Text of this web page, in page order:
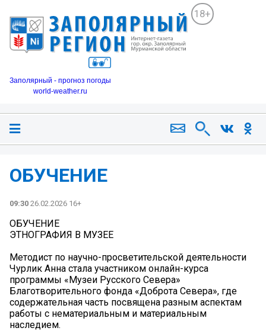
18+
Заполярный - прогноз погоды
world-weather.ru
ОБУЧЕНИЕ
09:30 26.02.2026 16+
ОБУЧЕНИЕ
ЭТНОГРАФИЯ В МУЗЕЕ
Методист по научно-просветительской деятельности
Чурлик Анна стала участником онлайн-курса
программы «Музеи Русского Севера»
Благотворительного фонда «Доброта Севера», где
содержательная часть посвящена разным аспектам
работы с нематериальным и материальным
наследием.